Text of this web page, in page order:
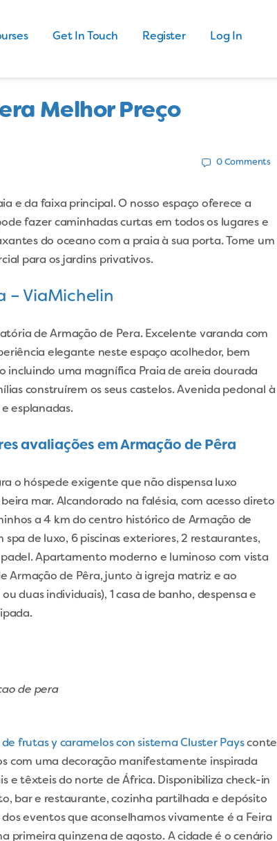
Get In Touch Register Log In
Melhor Preço
0 Comments
e da faixa principal. O nosso espaço oferece a
fazer caminhadas curtas em todos os lugares e
do oceano com a praia à sua porta. Tome um
para os jardins privativos.
– ViaMichelin
de Armação de Pera. Excelente varanda com
elegante neste espaço acolhedor, bem
incluindo uma magnífica Praia de areia dourada
construírem os seus castelos. Avenida pedonal à
esplanadas.
avaliações em Armação de Pêra
o hóspede exigente que não dispensa luxo
mar. Alcandorado na falésia, com acesso direto
a 4 km do centro histórico de Armação de
spa de luxo, 6 piscinas exteriores, 2 restaurantes,
Apartamento moderno e luminoso com vista
Armação de Pêra, junto à igreja matriz e ao
duas individuais), 1 casa de banho, despensa e
de frutas y caramelos con sistema Cluster Paysconte
com uma decoração manifestamente inspirada
e têxteis do norte de África. Disponibiliza check-in
bar e restaurante, cozinha partilhada e depósito
eventos que aconselhamos vivamente é a Feira
primeira quinzena de agosto. A cidade é o cenário